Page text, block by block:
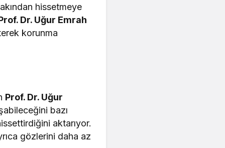
hissetmeye
Dr. Uğur Emrah
korunma
Prof. Dr. Uğur
bazı
aktarıyor.
gözlerini daha az